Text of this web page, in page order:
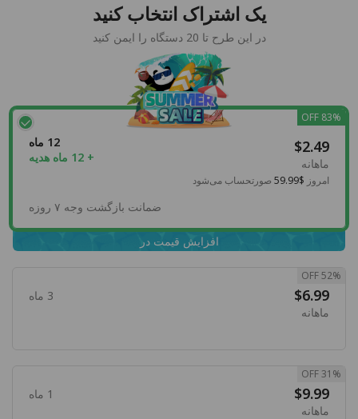
یک اشتراک انتخاب کنید
در این طرح تا 20 دستگاه را ایمن کنید
12 ماه
+ 12 ماه هدیه
$2.49
ماهانه
امروز $59.99 صورتحساب می‌شود
83% OFF
ضمانت بازگشت وجه ۷ روزه
افزایش قیمت در
3 ماه $6.99
ماهانه
52% OFF
1 ماه $9.99
ماهانه
31% OFF